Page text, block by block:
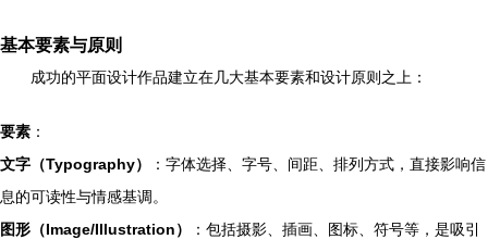
基本要素与原则
成功的平面设计作品建立在几大基本要素和设计原则之上：
要素 ：
文字（Typography）
：字体选择、字号、间距、排列方式，直接影响信
息的可读性与情感基调。
图形（Image/Illustration）
：包括摄影、插画、图标、符号等，是吸引